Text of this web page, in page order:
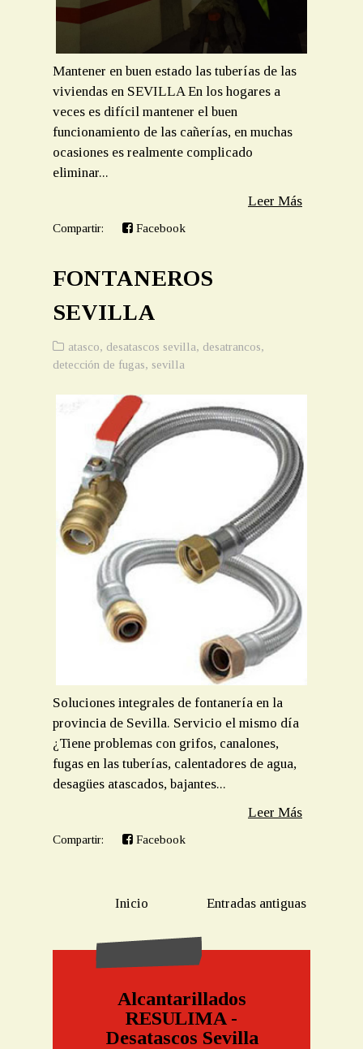
Mantener en buen estado las tuberías de las
viviendas en SEVILLA En los hogares a
veces es difícil mantener el buen
funcionamiento de las cañerías, en muchas
ocasiones es realmente complicado
eliminar...
Leer Más
Compartir: Facebook
FONTANEROS
SEVILLA
atasco, desatascos sevilla, desatrancos,
detección de fugas, sevilla
Soluciones integrales de fontanería en la
provincia de Sevilla. Servicio el mismo día
¿Tiene problemas con grifos, canalones,
fugas en las tuberías, calentadores de agua,
desagües atascados, bajantes...
Leer Más
Compartir: Facebook
Entradas antiguas
Inicio
Alcantarillados
RESULIMA -
Desatascos Sevilla